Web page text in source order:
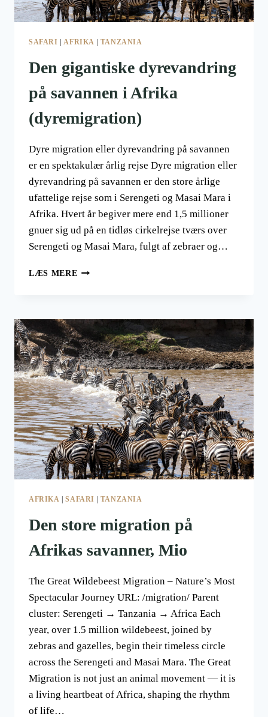
SAFARI |AFRIKA TANZANIA
Den gigantiske dyrevandring
på savannen i Afrika
(dyremigration)
Dyre migration eller dyrevandring på savannen
er en spektakulær årlig rejse Dyre migration eller
dyrevandring på savannen er den store årlige
ufattelige rejse som i Serengeti og Masai Mara i
Afrika. Hvert år begiver mere end 1,5 millioner
gnuer sig ud på en tidløs cirkelrejse tværs over
Serengeti og Masai Mara, fulgt af zebraer og…
LÆS MERE DEN
SAVANNEN
I
AFRIKA
(DYREMIGRATION)
AFRIKA |SAFARI TANZANIA
Den store migration på
Afrikas savanner, Mio
The Great Wildebeest Migration – Nature’s Most
Spectacular Journey URL: /migration/ Parent
cluster: Serengeti → Tanzania → Africa Each
year, over 1.5 million wildebeest, joined by
zebras and gazelles, begin their timeless circle
across the Serengeti and Masai Mara. The Great
Migration is not just an animal movement — it is
a living heartbeat of Africa, shaping the rhythm
of life…